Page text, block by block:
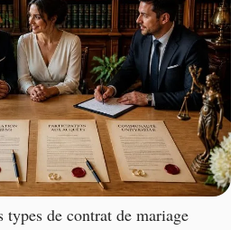
de contrat de mariage